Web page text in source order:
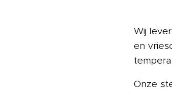
Wij
en
Onze